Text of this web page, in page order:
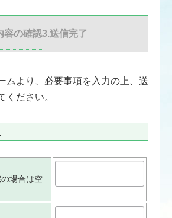
容の確認 送信完了
ムより、必要事項を入力の上、送
ください。
場合は空